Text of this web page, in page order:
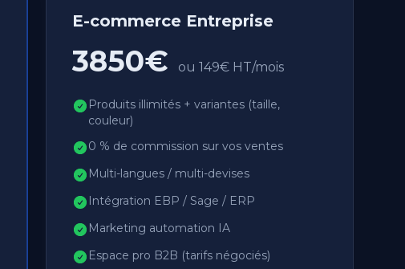
E-commerce Entreprise
3850€ ou 149€ HT/mois
Produits illimités + variantes (taille,
couleur)
0 % de commission sur vos ventes
Multi-langues / multi-devises
Intégration EBP / Sage / ERP
Marketing automation IA
Espace pro B2B (tarifs négociés)